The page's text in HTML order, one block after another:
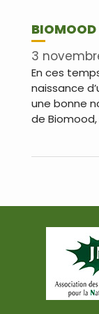
BIOMOOD
3
En ces
naissance
une bonne
de